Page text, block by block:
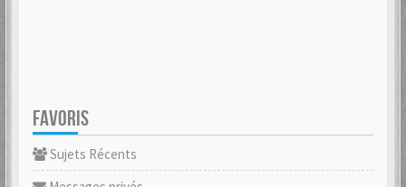
FAVORIS
Sujets Récents